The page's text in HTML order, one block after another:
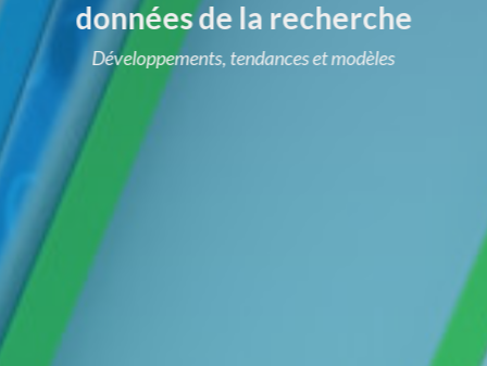
données de la recherche
Développements, tendances et modèles